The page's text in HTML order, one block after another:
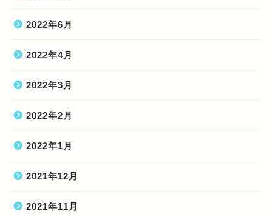
2022年6月
2022年4月
2022年3月
2022年2月
2022年1月
2021年12月
2021年11月